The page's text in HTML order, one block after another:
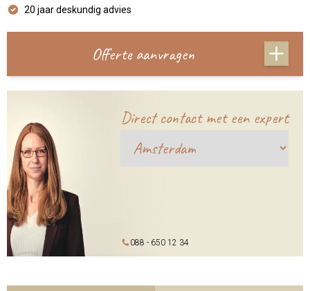
20 jaar deskundig advies
Offerte aanvragen
Direct contact met een expert
088 - 650 12 34